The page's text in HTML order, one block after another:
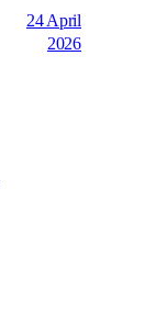
24 April
2026